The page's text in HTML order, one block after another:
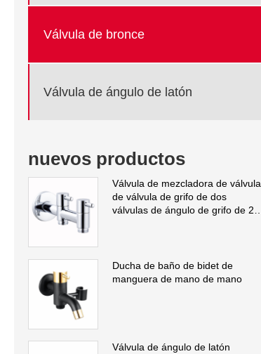
Válvula de bronce
Válvula de ángulo de latón
nuevos productos
Válvula de mezcladora de válvula
de válvula de grifo de dos
válvulas de ángulo de grifo de 2
Ducha de baño de bidet de
manguera de mano de mano
Válvula de ángulo de latón